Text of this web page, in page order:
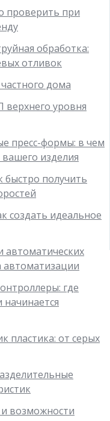
проверить при
обработка:
отливок
дома
уровня
пресс-формы: в чем
изделия
быстро получить
создать идеальное
автоматизации
где
начинается
пластика: от серых
и возможности